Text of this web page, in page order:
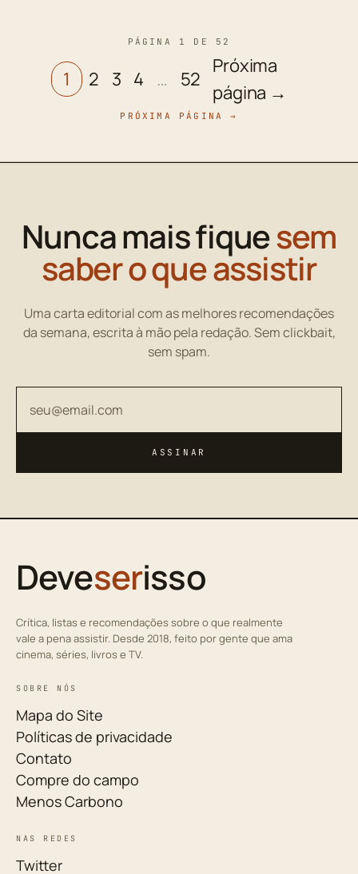
PÁGINA 1 DE 52
1 2 3 4 … 52
Próxima
página →
PRÓXIMA PÁGINA →
Nunca mais fiquesem
saber o que assistir
Uma carta editorial com as melhores recomendações
da semana, escrita à mão pela redação. Sem clickbait,
sem spam.
ASSINAR
Deveserisso
Crítica, listas e recomendações sobre o que realmente
vale a pena assistir. Desde 2018, feito por gente que ama
cinema, séries, livros e TV.
SOBRE NÓS
Mapa do Site
Políticas de privacidade
Contato
Compre do campo
Menos Carbono
NAS REDES
Twitter